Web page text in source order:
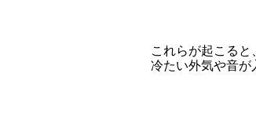
これらが起こると、
冷たい外気や音が